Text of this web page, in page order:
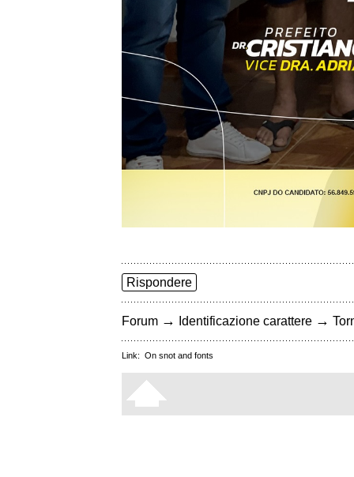
Rispondere
Forum → Identificazione carattere →
Link: On snot and fonts